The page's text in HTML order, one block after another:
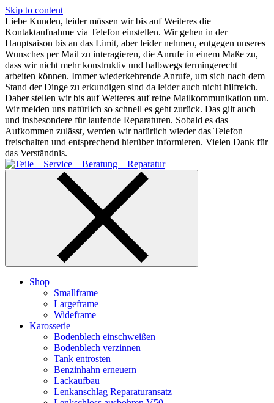
Skip to content
Liebe Kunden, leider müssen wir bis auf Weiteres die
Kontaktaufnahme via Telefon einstellen. Wir gehen in der
Hauptsaison bis an das Limit, aber leider nehmen, entgegen unseres
Wunsches per Mail zu interagieren, die Anrufe in einem Maße zu,
dass wir nicht mehr konstruktiv und halbwegs termingerecht
arbeiten können. Immer wiederkehrende Anrufe, um sich nach dem
Stand der Dinge zu erkundigen sind da leider auch nicht hilfreich.
Daher stellen wir bis auf Weiteres auf reine Mailkommunikation um.
Wir melden uns natürlich so schnell es geht zurück. Das gilt auch
und insbesondere für laufende Reparaturen. Sobald es das
Aufkommen zulässt, werden wir natürlich wieder das Telefon
freischalten und entsprechend hierüber informieren. Vielen Dank für
das Verständnis.
Shop
Smallframe
Largeframe
Wideframe
Karosserie
Bodenblech einschweißen
Bodenblech verzinnen
Tank entrosten
Benzinhahn erneuern
Lackaufbau
Lenkanschlag Reparaturansatz